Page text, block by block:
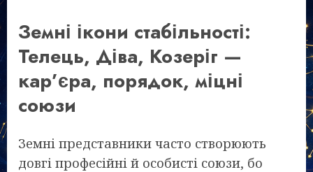
Земні ікони стабільності:
Телець, Діва, Козеріг —
кар’єра, порядок, міцні
союзи
Земні представники часто створюють
довгі професійні й особисті союзи, бо